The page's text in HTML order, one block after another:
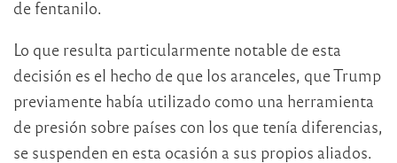
de fentanilo.
Lo que resulta particularmente notable de esta
decisión es el hecho de que los aranceles, que Trump
previamente había utilizado como una herramienta
de presión sobre países con los que tenía diferencias,
se suspenden en esta ocasión a sus propios aliados.